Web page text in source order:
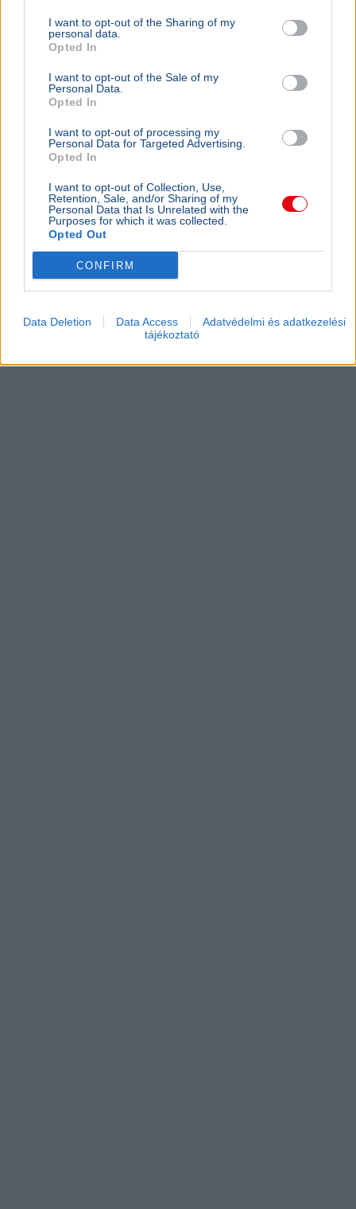
I want to opt-out of the Sharing of my
personal data.
Opted In
I want to opt-out of the Sale of my
Personal Data.
Opted In
I want to opt-out of processing my
Personal Data for Targeted Advertising.
Opted In
I want to opt-out of Collection, Use,
Retention, Sale, and/or Sharing of my
Personal Data that Is Unrelated with the
Purposes for which it was collected.
Opted Out
CONFIRM
Data Deletion Data Access
Adatvédelmi és adatkezelési
tájékoztató